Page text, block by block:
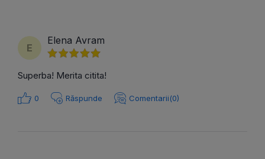
E
Elena Avram
Superba! Merita citita!
0 Răspunde Comentarii(0)